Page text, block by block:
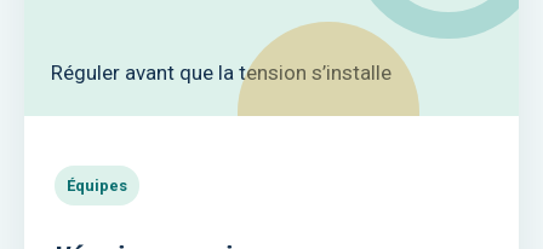
Réguler avant que la tension s’installe
Équipes